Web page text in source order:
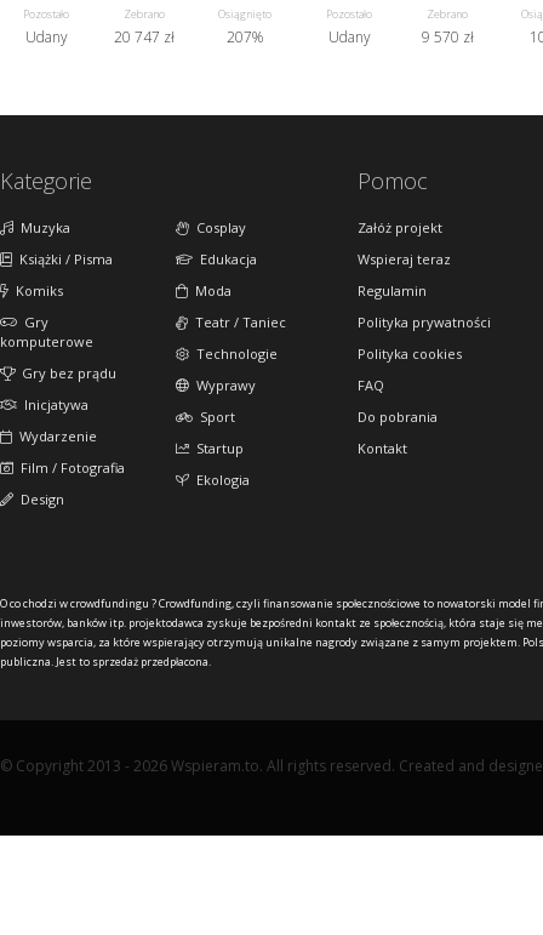
Pozostało
Udany
Zebrano
20 747 zł
Osiągnięto
207%
Pozostało
Udany
Zebrano
9 570 zł
Kategorie
Muzyka
Książki / Pisma
Komiks
Gry
komputerowe
Gry bez prądu
Inicjatywa
Wydarzenie
Film / Fotografia
Design
Cosplay
Edukacja
Moda
Teatr / Taniec
Technologie
Wyprawy
Sport
Startup
Ekologia
Pomoc
Załóż projekt
Wspieraj teraz
Regulamin
Polityka prywatności
Polityka cookies
FAQ
Do pobrania
Kontakt
O co chodzi w crowdfundingu ?Crowdfunding, czyli finansowanie społecznościowe to nowatorski model
inwestorów, banków itp. projektodawca zyskuje bezpośredni kontakt ze społecznością, która staje się
poziomy wsparcia, za które wspierający otrzymują unikalne nagrody związane z samym projektem.
publiczna. Jest to sprzedaż przedpłacona.
© Copyright 2013 - 2026 Wspieram.to. All rights reserved. Created and